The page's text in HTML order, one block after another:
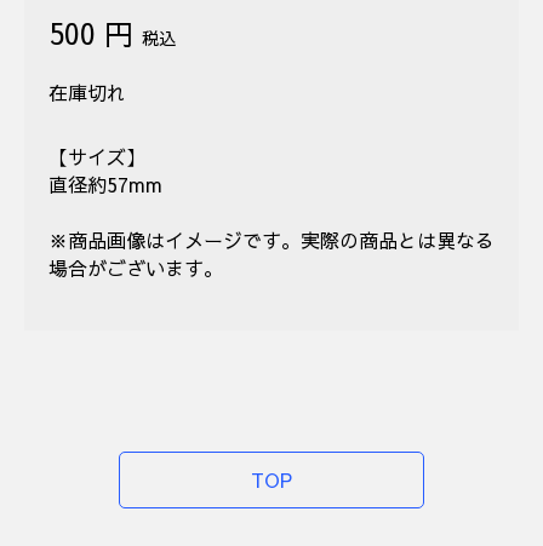
500 円 税込
在庫切れ
【サイズ】
直径約57mm
※商品画像はイメージです。実際の商品とは異なる
場合がございます。
TOP